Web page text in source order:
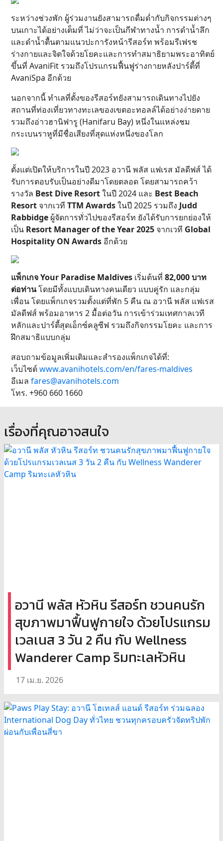
ระหว่างช่วงพัก ผู้ร่วมงานยังสามารถดื่มด่ำกับกิจกรรมต่างๆ
บนเกาะได้อย่างเต็มที่ ไม่ว่าจะเป็นกีฬาทางน้ำ การดำน้ำลึก
และดำน้ำตื้นตามแนวปะการังหน้ารีสอร์ท พร้อมรีเฟรช
ร่างกายและจิตใจด้วยโยคะและการทำสมาธิยามพระอาทิตย์
ขึ้นที่ AvaniFit รวมถึงโปรแกรมฟื้นฟูร่างกายหลังปาร์ตี้ที่
AvaniSpa อีกด้วย
นอกจากนี้ ทำเลที่ตั้งของรีสอร์ทยังสามารถเดินทางไปยัง
สถานที่ท่องเที่ยวทางทะเลของเขตอะทอลล์ได้อย่างง่ายดาย
รวมถึงอ่าวฮานิฟารู (Hanifaru Bay) หนึ่งในแหล่งชม
กระเบนราหูที่มีชื่อเสียงที่สุดแห่งหนึ่งของโลก
ตั้งแต่เปิดให้บริการในปี 2023 อวานี พลัส แฟเรส มัลดีฟส์ ได้
รับการตอบรับเป็นอย่างดีมาโดยตลอด โดยสามารถคว้า
รางวัล Best Dive Resortในปี 2024 และ Best Beach
Resort จากเวที TTM Awardsในปี 2025 รวมถึง Judd
Rabbidge ผู้จัดการทั่วไปของรีสอร์ท ยังได้รับการยกย่องให้
เป็น Resort Manager of the Year 2025 จากเวที Global
Hospitality ON Awards อีกด้วย
แพ็กเกจ Your Paradise Maldives เริ่มต้นที่ 82,000 บาท
ต่อท่านโดยมีทั้งแบบเดินทางคนเดียว แบบคู่รัก และกลุ่ม
เพื่อน โดยแพ็กเกจรวมตั้งแต่ที่พัก 5 คืน ณ อวานี พลัส แฟเรส
มัลดีฟส์ พร้อมอาหาร 2 มื้อต่อวัน การเข้าร่วมเทศกาลเวที
หลักและปาร์ตี้สุดเอ็กซ์คลูซีฟ รวมถึงกิจกรรมโยคะ และการ
ฝึกสมาธิแบบกลุ่ม
สอบถามข้อมูลเพิ่มเติมและสำรองแพ็กเกจได้ที่:
เว็บไซต์www.avanihotels.com/en/fares-maldives
อีเมล fares@avanihotels.com
โทร. +960 660 1660
เรื่องที่คุณอาจสนใจ
อวานี พลัส หัวหิน รีสอร์ท ชวนคนรัก
สุขภาพมาฟื้นฟูกายใจ ด้วยโปรแกรม
เวลเนส 3 วัน 2 คืน กับ Wellness
Wanderer Camp ริมทะเลหัวหิน
17 เม.ย. 2026